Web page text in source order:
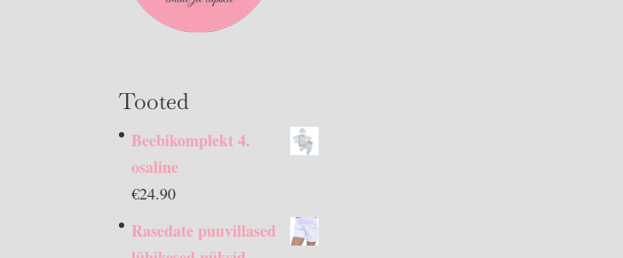
Tooted
Beebikomplekt 4.
osaline
€24.90
Rasedate puuvillased